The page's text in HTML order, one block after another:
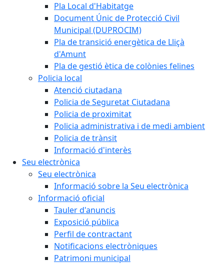
Pla Local d'Habitatge
Document Únic de Protecció Civil
Municipal (DUPROCIM)
Pla de transició energètica de Lliçà
d'Amunt
Pla de gestió ètica de colònies felines
Policia local
Atenció ciutadana
Policia de Seguretat Ciutadana
Policia de proximitat
Policia administrativa i de medi ambient
Policia de trànsit
Informació d'interès
Seu electrònica
Seu electrònica
Informació sobre la Seu electrònica
Informació oficial
Tauler d'anuncis
Exposició pública
Perfil de contractant
Notificacions electròniques
Patrimoni municipal